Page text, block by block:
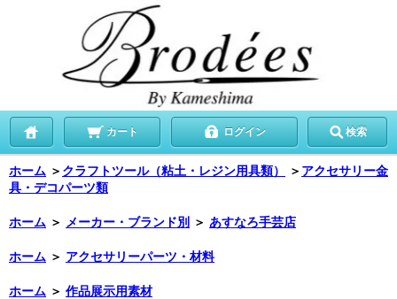
カート ログイン 検索
ホーム ＞ クラフトツール（粘土・レジン用具類） ＞ アクセサリー金
具・デコパーツ類
ホーム ＞ メーカー・ブランド別 ＞ あすなろ手芸店
ホーム ＞ アクセサリーパーツ・材料
ホーム ＞ 作品展示用素材